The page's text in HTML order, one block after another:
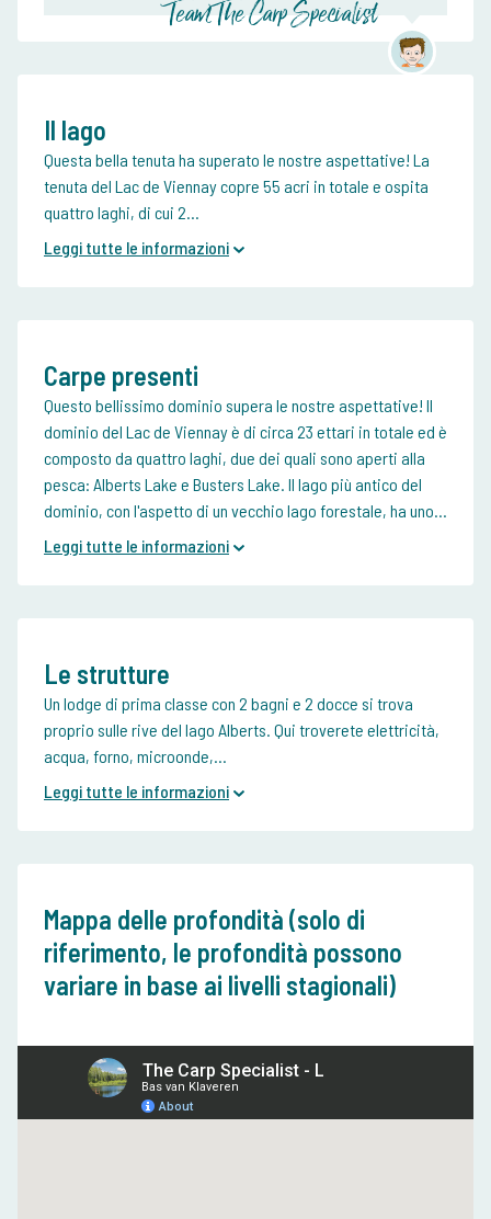
Team The Carp Specialist
Il lago
Questa bella tenuta ha superato le nostre aspettative! La
tenuta del Lac de Viennay copre 55 acri in totale e ospita
quattro laghi, di cui 2...
Leggi tutte le informazioni
Carpe presenti
Questo bellissimo dominio supera le nostre aspettative! Il
dominio del Lac de Viennay è di circa 23 ettari in totale ed è
composto da quattro laghi, due dei quali sono aperti alla
pesca: Alberts Lake e Busters Lake. Il lago più antico del
dominio, con l'aspetto di un vecchio lago forestale, ha uno...
Leggi tutte le informazioni
Le strutture
Un lodge di prima classe con 2 bagni e 2 docce si trova
proprio sulle rive del lago Alberts. Qui troverete elettricità,
acqua, forno, microonde,...
Leggi tutte le informazioni
Mappa delle profondità (solo di
riferimento, le profondità possono
variare in base ai livelli stagionali)